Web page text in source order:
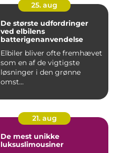
25. aug
De største udfordringer
ved elbilens
batterigenanvendelse
Elbiler bliver ofte fremhævet
som en af de vigtigste
løsninger i den grønne
omst...
21. aug
De mest unikke
luksuslimousiner